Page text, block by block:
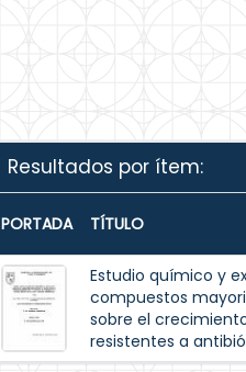
Resultados por ítem:
PORTADA TÍTULO
Estudio químico y
compuestos
sobre el
resistentes a